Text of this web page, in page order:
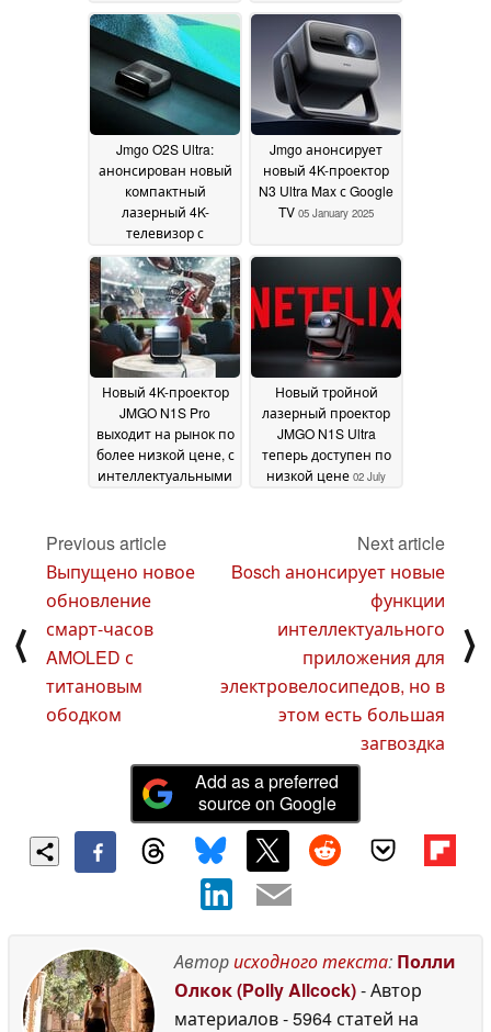
January 2025
Jmgo O2S Ultra:
анонсирован новый
компактный
лазерный 4K-
телевизор с
интеллектуальными
функциями05 January
2025
Jmgo анонсирует
новый 4K-проектор
N3 Ultra Max с Google
TV 05 January 2025
Новый 4K-проектор
JMGO N1S Pro
выходит на рынок по
более низкой цене, с
интеллектуальными
September 2024
Новый тройной
лазерный проектор
JMGO N1S Ultra
теперь доступен по
низкой цене 02 July
⟨
Previous article
Выпущено новое
обновление
смарт-часов
AMOLED с
титановым
ободком
Next article
Bosch анонсирует новые
функции
интеллектуального
приложения для
электровелосипедов, но в
этом есть большая
загвоздка
⟩
Add as a preferred
source on Google
Авторисходного текста: Полли
Олкок (Polly Allcock)- Автор
материалов- 5964 статей на